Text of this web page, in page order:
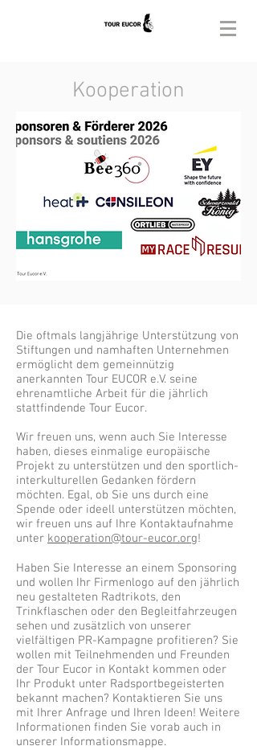
Kooperation
Die oftmals langjährige Unterstützung von
Stiftungen und namhaften Unternehmen
ermöglicht dem gemeinnützig
anerkannten Tour EUCOR e.V. seine
ehrenamtliche Arbeit für die jährlich
stattfindende Tour Eucor.
Wir freuen uns, wenn auch Sie Interesse
haben, dieses einmalige europäische
Projekt zu unterstützen und den sportlich-
interkulturellen Gedanken fördern
möchten. Egal, ob Sie uns durch eine
Spende oder ideell unterstützen möchten,
wir freuen uns auf Ihre Kontaktaufnahme
unter kooperation@tour-eucor.org!
Haben Sie Interesse an einem Sponsoring
und wollen Ihr Firmenlogo auf den jährlich
neu gestalteten Radtrikots, den
Trinkflaschen oder den Begleitfahrzeugen
sehen und zusätzlich von unserer
vielfältigen PR-Kampagne profitieren? Sie
wollen mit Teilnehmenden und Freunden
der Tour Eucor in Kontakt kommen oder
Ihr Produkt unter Radsportbegeisterten
bekannt machen? Kontaktieren Sie uns
mit Ihrer Anfrage und Ihren Ideen! Weitere
Informationen finden Sie vorab auch in
unserer Informationsmappe.